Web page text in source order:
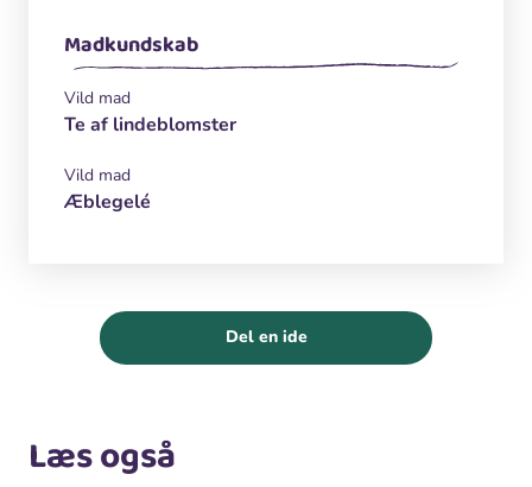
Madkundskab
Vild mad
Te af lindeblomster
Vild mad
Æblegelé
Del en ide
Læs også